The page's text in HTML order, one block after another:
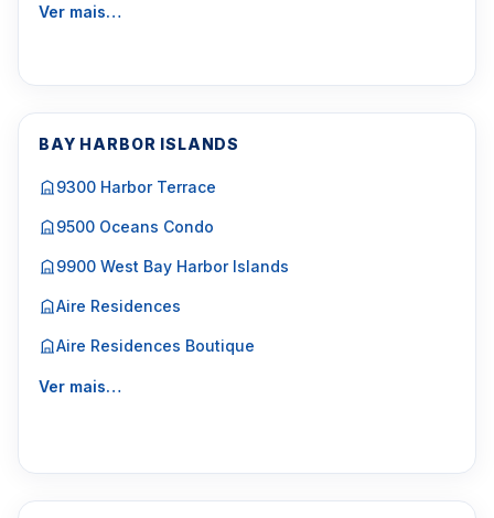
Ver mais…
BAY HARBOR ISLANDS
9300 Harbor Terrace
9500 Oceans Condo
9900 West Bay Harbor Islands
Aire Residences
Aire Residences Boutique
Ver mais…